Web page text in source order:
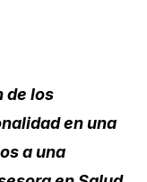
de los
en una
a una